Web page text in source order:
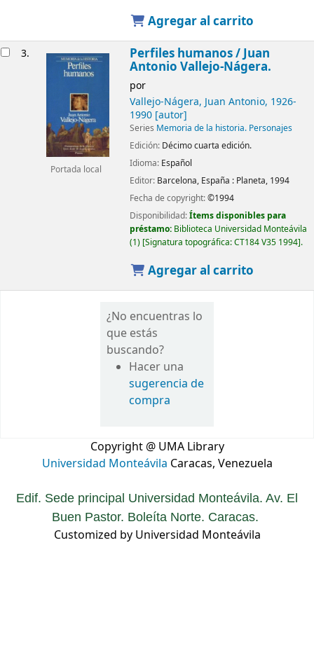
Agregar al carrito
3.
Portada local
Perfiles humanos /Juan
Antonio Vallejo-Nágera.
por
Vallejo-Nágera, Juan Antonio, 1926-
1990[autor]
Series Memoria de la historia. Personajes
Edición: Décimo cuarta edición.
Idioma: Español
Editor: Barcelona, España : Planeta, 1994
Fecha de copyright:©1994
Disponibilidad:Ítems disponibles para
préstamo: Biblioteca Universidad Monteávila
(1) Signatura topográfica:CT184 V35 1994 .
Agregar al carrito
¿No encuentras lo
que estás
buscando?
Hacer una
sugerencia de
compra
Copyright @ UMA Library
Universidad Monteávila Caracas, Venezuela
Edif. Sede principal Universidad Monteávila. Av. El
Buen Pastor. Boleíta Norte. Caracas.
Customized by Universidad Monteávila